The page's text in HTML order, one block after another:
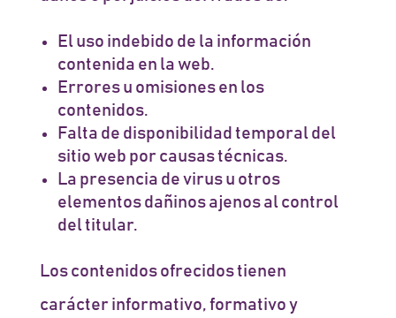
El uso indebido de la información
contenida en la web.
Errores u omisiones en los
contenidos.
Falta de disponibilidad temporal del
sitio web por causas técnicas.
La presencia de virus u otros
elementos dañinos ajenos al control
del titular.
Los contenidos ofrecidos tienen
carácter informativo, formativo y